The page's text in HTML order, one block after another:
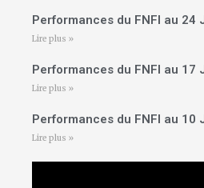
Performances du FNFI au 24
Lire plus »
Performances du FNFI au 17
Lire plus »
Performances du FNFI au 10
Lire plus »